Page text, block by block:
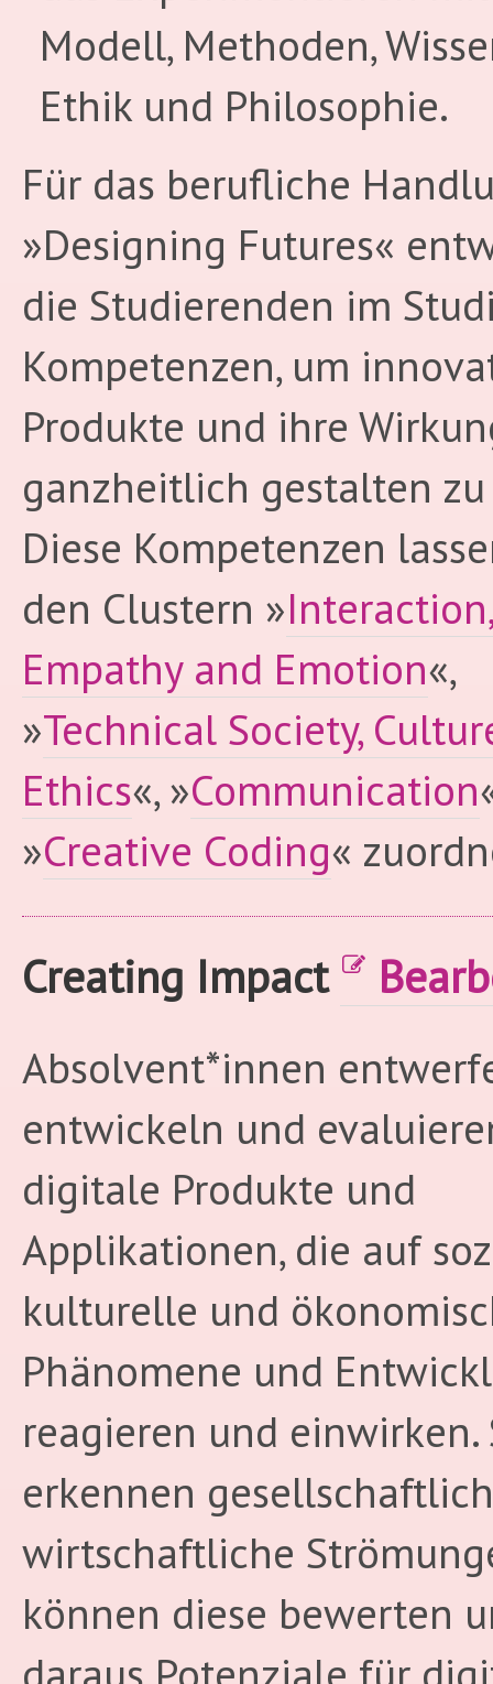
Modell, Methoden,
Ethik und Philosophie.
Für das berufliche
»Designing Futures«
die Studierenden im
Kompetenzen, um
Produkte und ihre
ganzheitlich gestalten
Diese Kompetenzen
den Clustern »
Empathy and Emotion«,
»Technical Society,
Ethics«, »Communication
»Creative Coding«
Creating Impact
Absolvent*innen
entwickeln und
digitale Produkte und
Applikationen, die auf
kulturelle und
Phänomene und
reagieren und einwirken.
erkennen
wirtschaftliche
können diese bewerten